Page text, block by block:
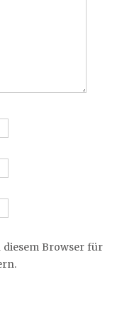
diesem Browser für